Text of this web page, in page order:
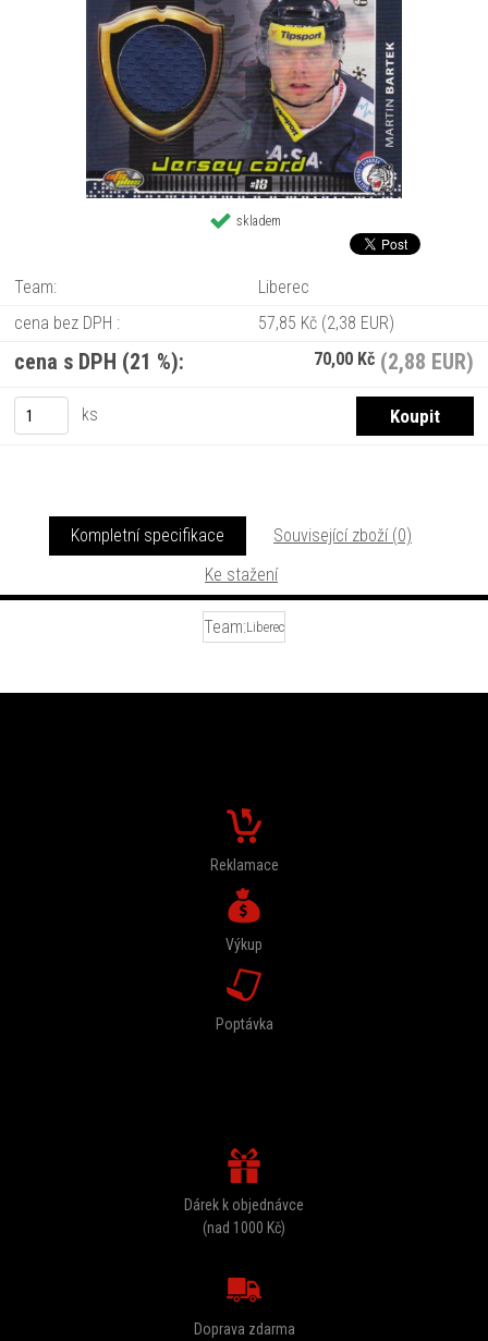
skladem
Team:
Liberec
cena bez DPH :
57,85 Kč (2,38 EUR)
cena s DPH (21 %): 70,00 Kč (2,88 EUR)
ks
Kompletní specifikace
Související zboží (0)
Ke stažení
Team:Liberec
Reklamace
Výkup
Poptávka
Dárek k objednávce
(nad 1000 Kč)
Doprava zdarma